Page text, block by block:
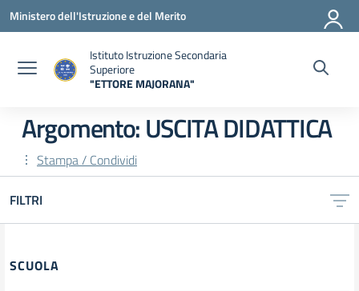
Vai ai contenuti
Vai al menu di navigazione
Vai al footer
Ministero dell'Istruzione e del Merito
Istituto Istruzione Secondaria
Superiore
"ETTORE MAJORANA"
Argomento: USCITA DIDATTICA
Stampa / Condividi
FILTRI
Filtri
SCUOLA